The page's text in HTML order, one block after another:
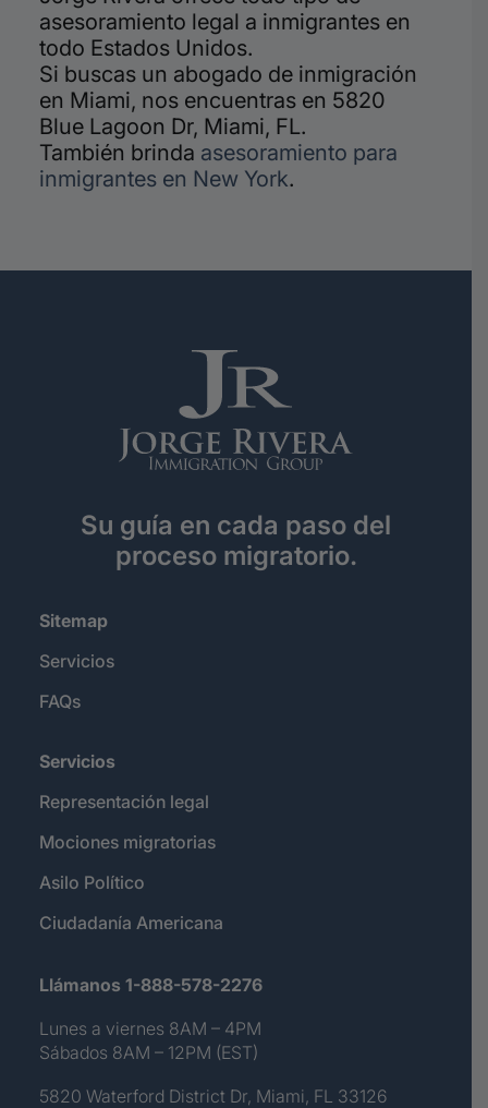
asesoramiento legal a inmigrantes en
todo Estados Unidos.
Si buscas un abogado de inmigración
en Miami, nos encuentras en 5820
Blue Lagoon Dr, Miami, FL.
También brinda asesoramiento para
inmigrantes en New York.
Su guía en cada paso del
proceso migratorio.
Sitemap
Servicios
FAQs
Servicios
Representación legal
Mociones migratorias
Asilo Político
Ciudadanía Americana
Llámanos 1-888-578-2276
Lunes a viernes 8AM – 4PM
Sábados 8AM – 12PM (EST)
5820 Waterford District Dr, Miami, FL 33126